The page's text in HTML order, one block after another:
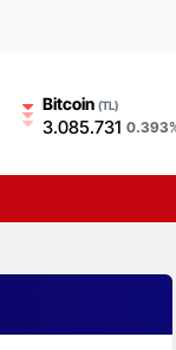
Bitcoin (TL)
3.085.731